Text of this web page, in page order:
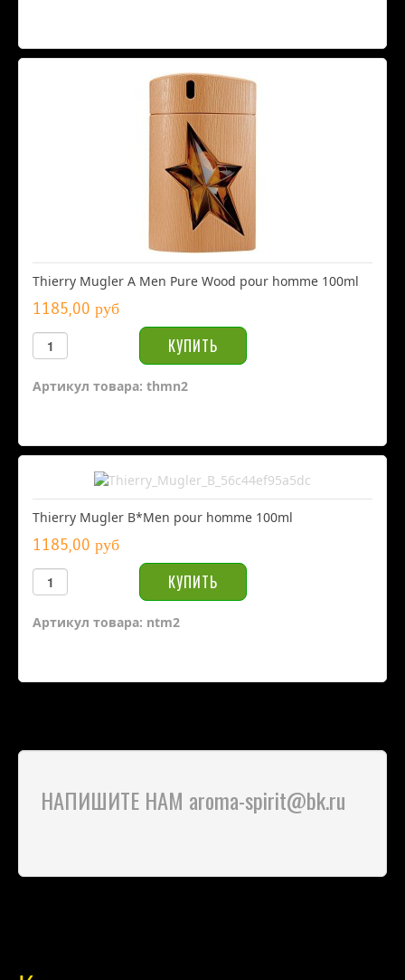
Thierry Mugler A Men Pure Wood pour homme 100ml
1185,00 руб
Артикул товара: thmn2
Thierry Mugler B*Men pour homme 100ml
1185,00 руб
Артикул товара: ntm2
НАПИШИТЕ НАМ aroma-spirit@bk.ru